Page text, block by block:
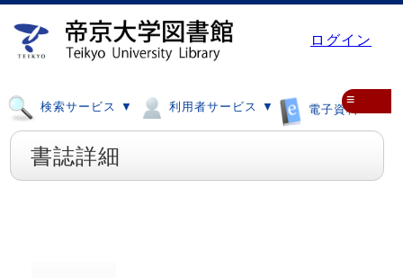
ログイン
検索サービス ▼ 利用者サービス ▼ 電子資料 ▼
≡
書誌詳細